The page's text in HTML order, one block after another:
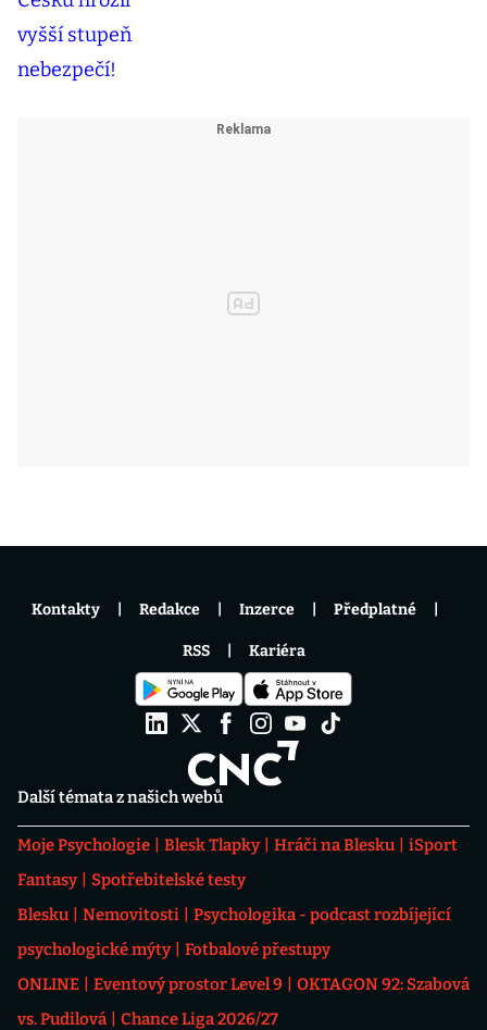
Další témata z našich webů
Moje Psychologie Blesk Tlapky Hráči na Blesku
iSport
Fantasy
Spotřebitelské testy
Blesku
Nemovitosti
Psychologika - podcast rozbíjející
psychologické mýty
Fotbalové přestupy
ONLINE
Eventový prostor Level 9
OKTAGON 92: Szabová
vs. Pudilová
Chance Liga 2026/27
Kontakty Redakce Inzerce Předplatné
RSS Kariéra